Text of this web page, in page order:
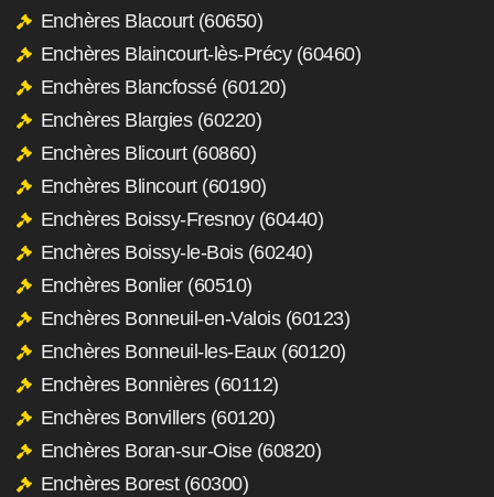
Enchères Blacourt (60650)
Enchères Blaincourt-lès-Précy (60460)
Enchères Blancfossé (60120)
Enchères Blargies (60220)
Enchères Blicourt (60860)
Enchères Blincourt (60190)
Enchères Boissy-Fresnoy (60440)
Enchères Boissy-le-Bois (60240)
Enchères Bonlier (60510)
Enchères Bonneuil-en-Valois (60123)
Enchères Bonneuil-les-Eaux (60120)
Enchères Bonnières (60112)
Enchères Bonvillers (60120)
Enchères Boran-sur-Oise (60820)
Enchères Borest (60300)